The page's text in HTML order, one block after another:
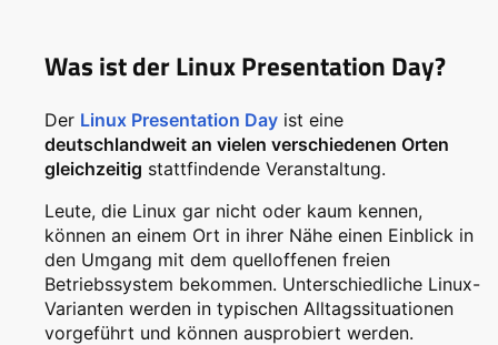
Was ist der Linux Presentation Day?
Der Linux Presentation Day ist eine
deutschlandweit an vielen verschiedenen Orten
gleichzeitig stattfindende Veranstaltung.
Leute, die Linux gar nicht oder kaum kennen,
können an einem Ort in ihrer Nähe einen Einblick in
den Umgang mit dem quelloffenen freien
Betriebssystem bekommen. Unterschiedliche Linux-
Varianten werden in typischen Alltagssituationen
vorgeführt und können ausprobiert werden.